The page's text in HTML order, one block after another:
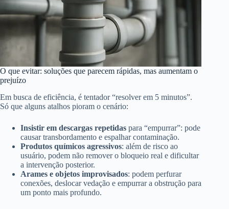
O que evitar: soluções que parecem rápidas, mas aumentam o
prejuízo
Em busca de eficiência, é tentador “resolver em 5 minutos”.
Só que alguns atalhos pioram o cenário:
Insistir em descargas repetidas para “empurrar”: pode
causar transbordamento e espalhar contaminação.
Produtos químicos agressivos: além de risco ao
usuário, podem não remover o bloqueio real e dificultar
a intervenção posterior.
Arames e objetos improvisados: podem perfurar
conexões, deslocar vedação e empurrar a obstrução para
um ponto mais profundo.